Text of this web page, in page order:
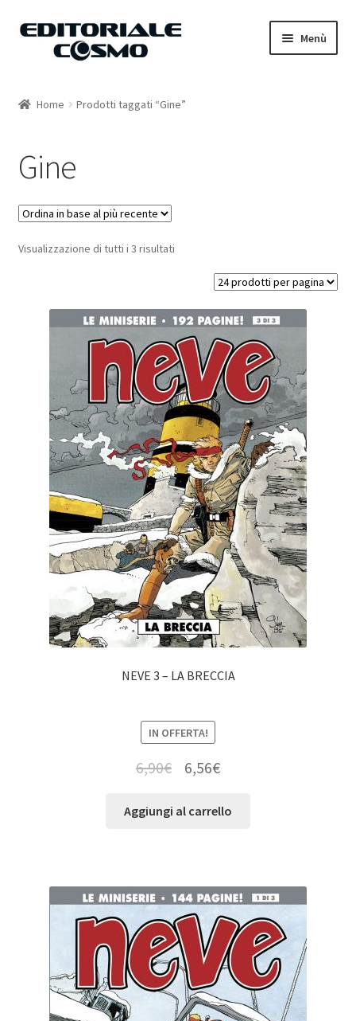
Vai
Vai
Menù
Carrello
Il mio account
Home Prodotti taggati “Gine”
Gine
Visualizzazione di tutti i 3 risultati
NEVE 3 – LA BRECCIA
IN OFFERTA!
6,90€ 6,56€
Aggiungi al carrello